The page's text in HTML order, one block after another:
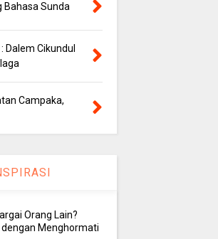
Bahasa Sunda
Dalem Cikundul
Campaka,
Orang Lain?
dengan Menghormati